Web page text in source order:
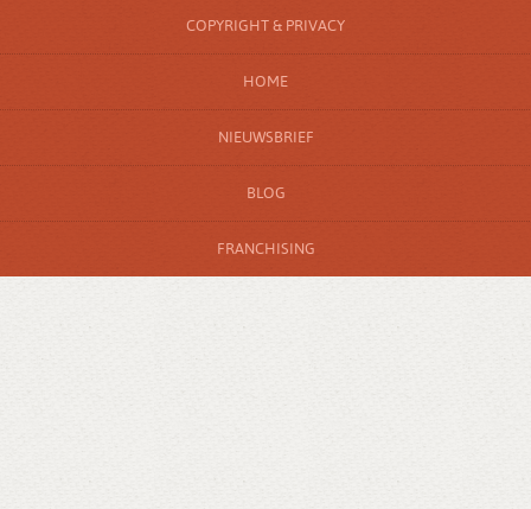
COPYRIGHT & PRIVACY
HOME
NIEUWSBRIEF
BLOG
FRANCHISING